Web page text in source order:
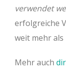
verwendet
erfolgreiche
weit mehr
Mehr auch